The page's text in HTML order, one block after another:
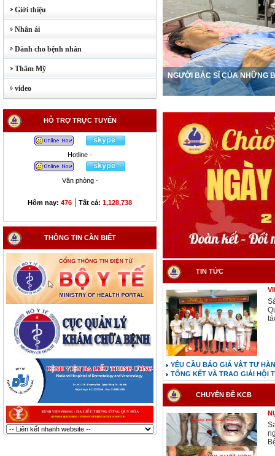
Giới thiệu
Nhân ái
Dành cho bệnh nhân
Thẩm Mỹ
video
HỖ TRỢ TRỰC TUYẾN
Hotline -
Văn phòng -
Hôm nay: 476 | Tất cả: 1,128,738
THÔNG TIN CẦN BIẾT
GIẢI HỘI THI TAY NGHỀ, CHUYÊN MÔN NHÂN
NĂM 2026
NGƯỜI BÁC SĨ CỦA NHỮNG
TIN TỨC
YÊU CẦU BÁO GIÁ VẬT TƯ
TỔNG KẾT VÀ TRAO GIẢI HỘI
CHUYÊN ĐỀ KCB